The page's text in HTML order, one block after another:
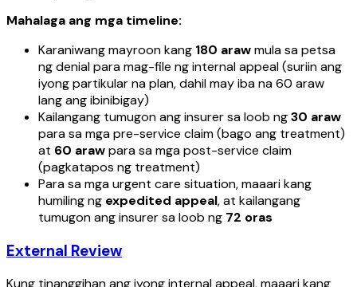
Mahalaga ang mga timeline:
Karaniwang mayroon kang 180 arawmula sa petsa
ng denial para mag-file ng internal appeal (suriin ang
iyong partikular na plan, dahil may iba na 60 araw
lang ang ibinibigay)
Kailangang tumugon ang insurer sa loob ng30 araw
para sa mga pre-service claim (bago ang treatment)
at 60 arawpara sa mga post-service claim
(pagkatapos ng treatment)
Para sa mga urgent care situation, maaari kang
humiling ng expedited appeal, at kailangang
tumugon ang insurer sa loob ng 72 oras
External Review